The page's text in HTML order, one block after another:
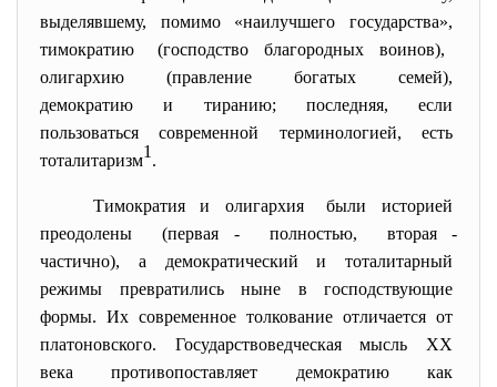
выделявшему, помимо «наилучшего государства»,
тимократию (господство благородных воинов),
олигархию (правление богатых семей),
демократию и тиранию; последняя, если
пользоваться современной терминологией, есть
тоталитаризм1 .
Тимократия и олигархия были историей
преодолены (первая - полностью, вторая -
частично), а демократический и тоталитарный
режимы превратились ныне в господствующие
формы. Их современное толкование отличается от
платоновского. Государствоведческая мысль ХХ
века противопоставляет демократию как